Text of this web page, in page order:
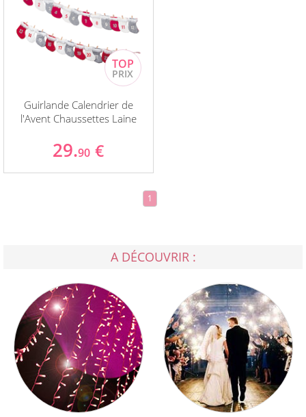
Guirlande Calendrier de
l'Avent Chaussettes Laine
29.90 €
1
A DÉCOUVRIR :